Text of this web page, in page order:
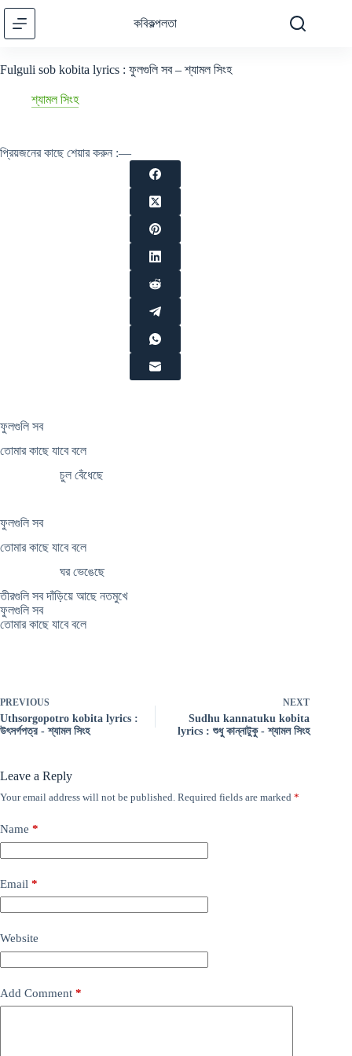
Skip
content
কবিকল্পলতা
Fulguli sob kobita lyrics : ফুলগুলি সব – শ্যামল সিংহ
শ্যামল সিংহ
প্রিয়জনের কাছে শেয়ার করুন :—
ফুলগুলি সব
তোমার কাছে যাবে বলে
চুল বেঁধেছে
ফুলগুলি সব
তোমার কাছে যাবে বলে
ঘর ভেঙেছে
তীরগুলি সব দাঁড়িয়ে আছে নতমুখে
ফুলগুলি সব
তোমার কাছে যাবে বলে
PREVIOUS
Uthsorgopotro kobita lyrics :
উৎসর্গপত্র - শ্যামল সিংহ
NEXT
Sudhu kannatuku kobita
lyrics : শুধু কান্নাটুকু - শ্যামল সিংহ
Leave a Reply
Your email address will not be published. Required fields are marked *
Name *
Email *
Website
Add Comment *